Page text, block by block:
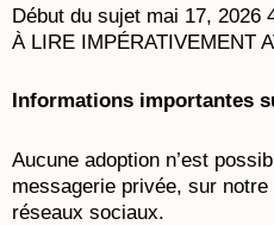
Début du sujet mai 17, 2026
À LIRE IMPÉRATIVEMENT
Informations importantes
Aucune adoption n’est
messagerie privée, sur
réseaux sociaux.